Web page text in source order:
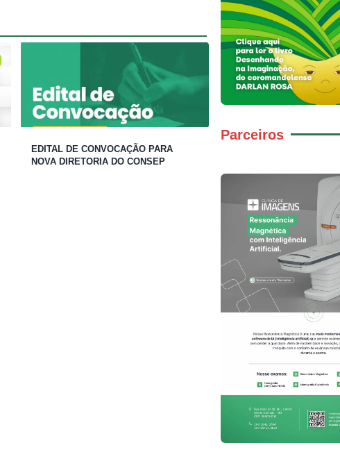
EDITAL DE CONVOCAÇÃO PARA
NOVA DIRETORIA DO CONSEP
Parceiros